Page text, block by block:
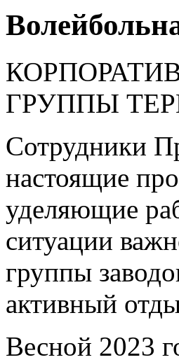
ГРУППЫ
Сотрудники
настоящие
уделяющие
ситуации
группы
активный
Весной 2023